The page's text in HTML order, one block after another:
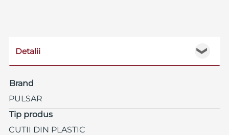
❯
Detalii
Brand
PULSAR
Tip produs
CUTII DIN PLASTIC